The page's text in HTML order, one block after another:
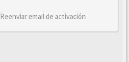
Reenviar email de activación